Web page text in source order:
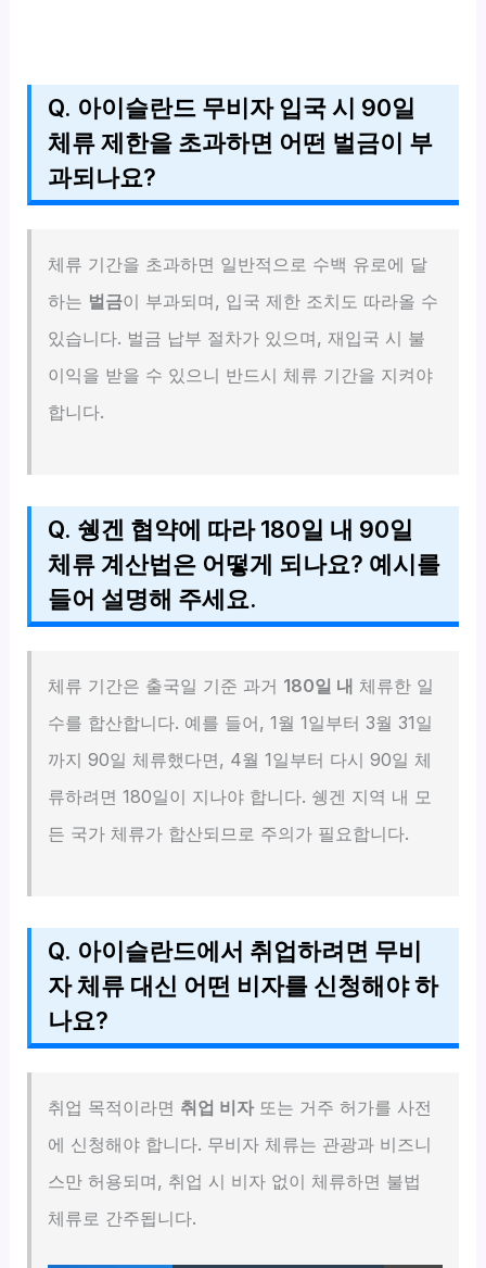
Q. 아이슬란드 무비자 입국 시 90일
체류 제한을 초과하면 어떤 벌금이 부
과되나요?
체류 기간을 초과하면 일반적으로 수백 유로에 달
하는 벌금이 부과되며, 입국 제한 조치도 따라올 수
있습니다. 벌금 납부 절차가 있으며, 재입국 시 불
이익을 받을 수 있으니 반드시 체류 기간을 지켜야
합니다.
Q. 쉥겐 협약에 따라 180일 내 90일
체류 계산법은 어떻게 되나요? 예시를
들어 설명해 주세요.
체류 기간은 출국일 기준 과거 180일 내 체류한 일
수를 합산합니다. 예를 들어, 1월 1일부터 3월 31일
까지 90일 체류했다면, 4월 1일부터 다시 90일 체
류하려면 180일이 지나야 합니다. 쉥겐 지역 내 모
든 국가 체류가 합산되므로 주의가 필요합니다.
Q. 아이슬란드에서 취업하려면 무비
자 체류 대신 어떤 비자를 신청해야 하
나요?
취업 목적이라면 취업 비자또는 거주 허가를 사전
에 신청해야 합니다. 무비자 체류는 관광과 비즈니
스만 허용되며, 취업 시 비자 없이 체류하면 불법
체류로 간주됩니다.